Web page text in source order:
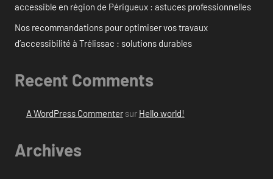
accessible en région de Périgueux : astuces professionnelles
Nos recommandations pour optimiser vos travaux
d’accessibilité à Trélissac : solutions durables
Recent Comments
A WordPress Commentersur Hello world!
Archives